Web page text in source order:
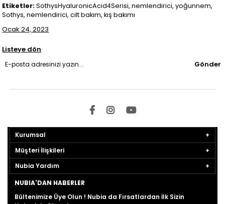
Etiketler:SothysHyaluronicAcid4Serisi, nemlendirici, yoğunnem,
Sothys, nemlendirici, cilt bakım, kış bakımı
Ocak 24, 2023
Listeye dön
Gönder
Kurumsal
Müşteri İlişkileri
Nubia Yardım
NUBIA'DAN HABERLER
Bültenimize Üye Olun ! Nubia da Fırsatlardan İlk Sizin